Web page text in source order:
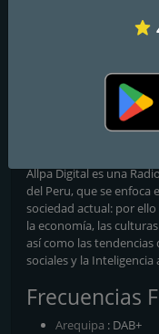
Radio
Allpa Digital es una
del Peru, que se enfoca
sociedad actual: por
la economía, las
así como las
sociales y la Inteligencia
Frecuencias
Arequipa : DAB+